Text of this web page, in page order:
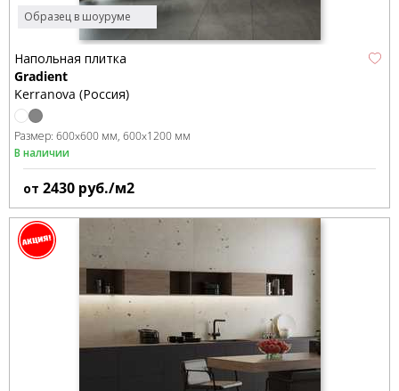
Образец в шоуруме
Напольная плитка
Gradient
Kerranova (Россия)
Размер: 600x600 мм 600x1200 мм
В наличии
от 2430 руб./м2